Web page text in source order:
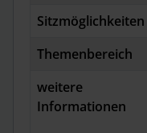
Sitzmöglichkeiten
Themenbereich
weitere
Informationen